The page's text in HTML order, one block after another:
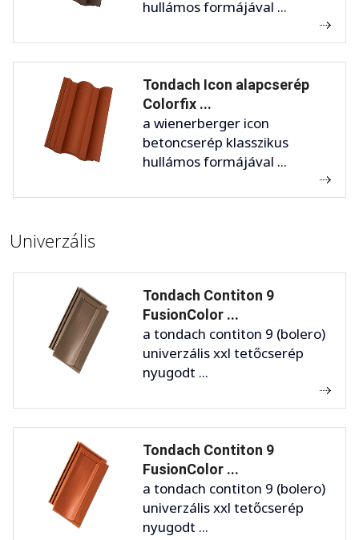
hullámos formájával ...
Tondach Icon alapcserép
Colorfix ...
a wienerberger icon
betoncserép klasszikus
hullámos formájával ...
Univerzális
Tondach Contiton 9
FusionColor ...
a tondach contiton 9 (bolero)
univerzális xxl tetőcserép
nyugodt ...
Tondach Contiton 9
FusionColor ...
a tondach contiton 9 (bolero)
univerzális xxl tetőcserép
nyugodt ...